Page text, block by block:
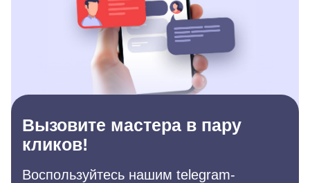
Вызовите мастера в пару
кликов!
Воспользуйтесь нашим telegram-